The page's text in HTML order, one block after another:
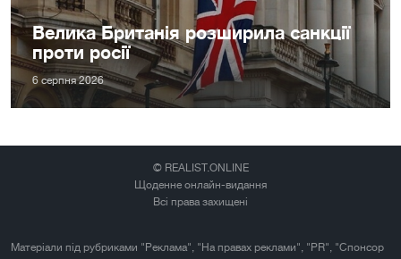
Велика Британія розширила санкції
проти росії
6 серпня 2026
© REALIST.ONLINE
Щоденне онлайн-видання
Всі права захищені
Матеріали під рубриками "Реклама", "На правах реклами", "PR", "Спонсор